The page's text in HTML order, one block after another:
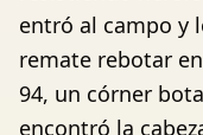
entró al campo y
remate rebotar
94, un córner
encontró la